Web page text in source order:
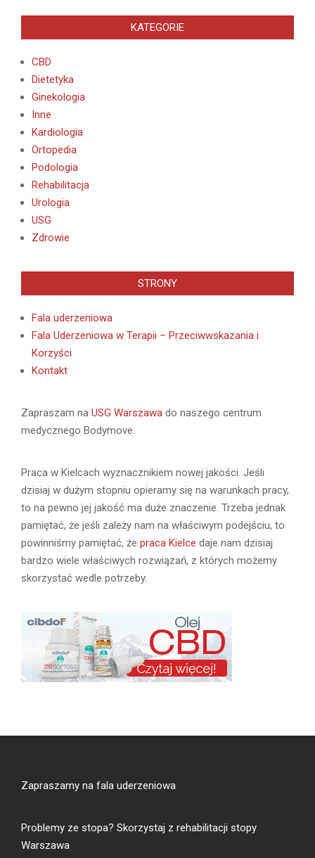
KATEGORIE
CBD
Dietetyka
Ginekologia
Inne
Kardiologia
Ortopedia
Podologia
Rehabilitacja
Urologia
USG
Zdrowie
STRONY
Fala uderzeniowa
Fala Uderzeniowa w Terapii – Przeciwwskazania i
Korzyści
Kontakt
Zapraszam na USG Warszawa do naszego centrum
medycznego Bodymove.
Praca w Kielcach wyznacznikiem nowej jakości. Jeśli
dzisiaj w dużym stopniu opieramy się na warunkach pracy,
to na pewno jej jakość ma duże znaczenie. Trzeba jednak
pamiętać, że jeśli zależy nam na właściwym podejściu, to
powinniśmy pamiętać, że praca Kielce daje nam dzisiaj
bardzo wiele właściwych rozwiązań, z których możemy
skorzystać wedle potrzeby.
Zapraszamy na fala uderzeniowa
Problemy ze stopa? Skorzystaj z rehabilitacji stopy
Warszawa